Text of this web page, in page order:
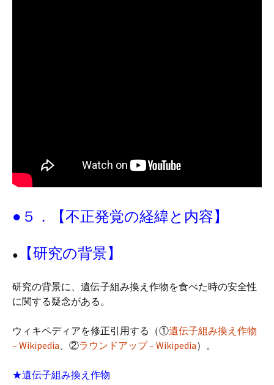
●５．【不正発覚の経緯と内容】
● 【研究の背景】
研究の背景に、遺伝子組み換え作物を食べた時の安全性
に関する疑念がある。
ウィキペディアを修正引用する（①遺伝子組み換え作物
– Wikipedia、②ラウンドアップ – Wikipedia）。
★遺伝子組み換え作物